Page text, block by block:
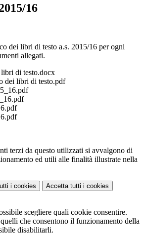
16
dei libri di testo a.s. 2015/16 per ogni
allegati.
libri di testo.docx
dei libri di testo.pdf
terzi da questo utilizzati si avvalgono di
ed utili alle finalità illustrate nella
i cookies Accetta tutti i cookies
scegliere quali cookie consentire.
che consentono il funzionamento della
disabilitarli.